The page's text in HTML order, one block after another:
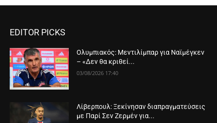
EDITOR PICKS
Ολυμπιακός: Μεντιλίμπαρ για Ναϊμέγκεν
– «Δεν θα κριθεί...
03/08/2026 17:40
Λίβερπουλ: Ξεκίνησαν διαπραγματεύσεις
με Παρί Σεν Ζερμέν για...